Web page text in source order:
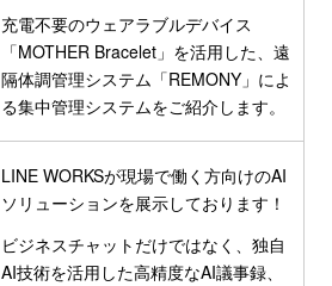
充電不要のウェアラブルデバイス
「MOTHER Bracelet」を活用した、遠
隔体調管理システム「REMONY」によ
る集中管理システムをご紹介します。
LINE WORKSが現場で働く方向けのAI
ソリューションを展示しております！
ビジネスチャットだけではなく、独自
AI技術を活用した高精度なAI議事録、